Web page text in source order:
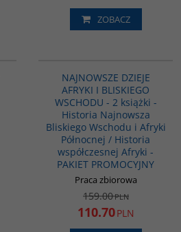
ZOBACZ
NAJNOWSZE DZIEJE
AFRYKI I BLISKIEGO
WSCHODU - 2 książki -
Historia Najnowsza
Bliskiego Wschodu i Afryki
Północnej / Historia
współczesnej Afryki -
PAKIET PROMOCYJNY
Praca zbiorowa
159.00PLN
110.70PLN